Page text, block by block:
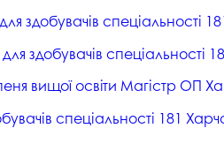
спеціальності
спеціальності
вищої освіти Магістр ОП
спеціальності 181